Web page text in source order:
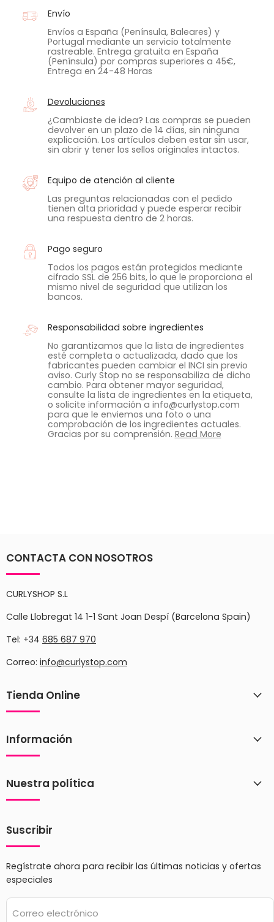
Envío
Envíos a España (Península, Baleares) y
Portugal mediante un servicio totalmente
rastreable. Entrega gratuita en España
(Península) por compras superiores a 45€,
Entrega en 24-48 Horas
Devoluciones
¿Cambiaste de idea? Las compras se pueden
devolver en un plazo de 14 días, sin ninguna
explicación. Los artículos deben estar sin usar,
sin abrir y tener los sellos originales intactos.
Equipo de atención al cliente
Las preguntas relacionadas con el pedido
tienen alta prioridad y puede esperar recibir
una respuesta dentro de 2 horas.
Pago seguro
Todos los pagos están protegidos mediante
cifrado SSL de 256 bits, lo que le proporciona el
mismo nivel de seguridad que utilizan los
bancos.
Responsabilidad sobre ingredientes
No garantizamos que la lista de ingredientes
esté completa o actualizada, dado que los
fabricantes pueden cambiar el INCI sin previo
aviso. Curly Stop no se responsabiliza de dicho
cambio. Para obtener mayor seguridad,
consulte la lista de ingredientes en la etiqueta,
o solicite información a info@curlystop.com
para que le enviemos una foto o una
comprobación de los ingredientes actuales.
Gracias por su comprensión. Read More
CONTACTA CON NOSOTROS
CURLYSHOP S.L
Calle Llobregat 14 1-1 Sant Joan Despí (Barcelona Spain)
Tel: +34 685 687 970
Correo: info@curlystop.com
Tienda Online
Información
Nuestra política
Suscribir
Regístrate ahora para recibir las últimas noticias y ofertas
especiales
Correo electrónico